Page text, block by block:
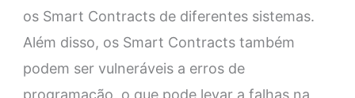
os Smart Contracts de diferentes sistemas.
Além disso, os Smart Contracts também
podem ser vulneráveis a erros de